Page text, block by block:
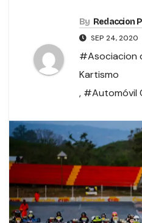
By Redaccion
SEP 24, 2020
#Asociacion
Kartismo
, #Automóvil